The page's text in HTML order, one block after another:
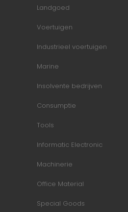
Landgoed
Voertuigen
Industrieel voertuigen
Marine
Insolvente bedrijven
Consumptie
Tools
Informatic Electronic
Machinerie
Office Material
Special Goods